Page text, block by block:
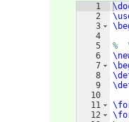
1
2
3
4
5
6
7
8
9
10
11
12
%